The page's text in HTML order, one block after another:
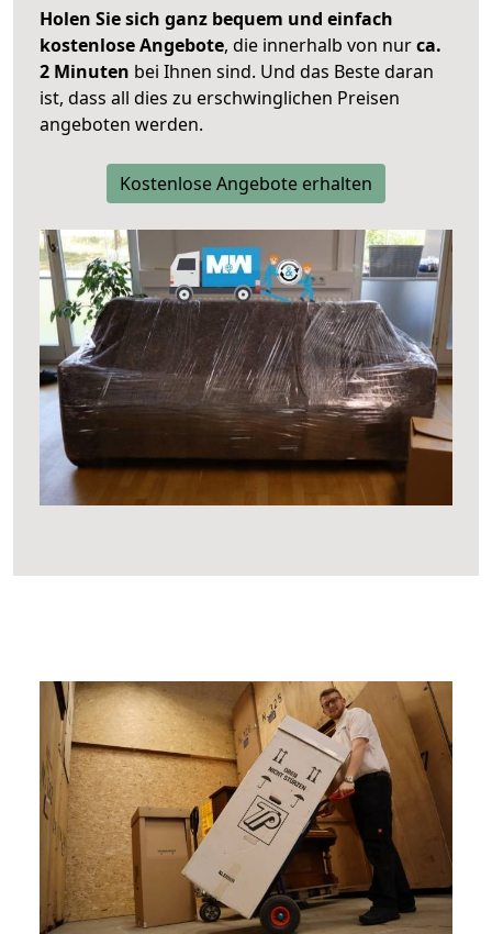
Holen Sie sich ganz bequem und einfach
kostenlose Angebote, die innerhalb von nurca.
2 Minuten bei Ihnen sind. Und das Beste daran
ist, dass all dies zu erschwinglichen Preisen
angeboten werden.
Kostenlose Angebote erhalten